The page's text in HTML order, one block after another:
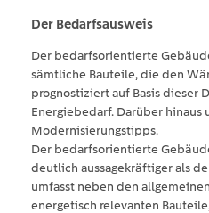
Der Bedarfsausweis
Der bedarfsorientierte
sämtliche Bauteile, die den
prognostiziert auf Basis dieser
Energiebedarf. Darüber hinaus
Modernisierungstipps.
Der bedarfsorientierte
deutlich aussagekräftiger als
umfasst neben den
energetisch relevanten